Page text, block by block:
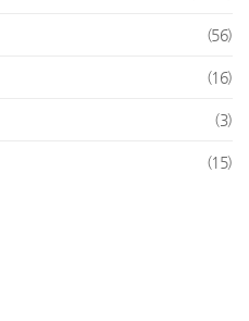
(56)
(16)
(3)
(15)